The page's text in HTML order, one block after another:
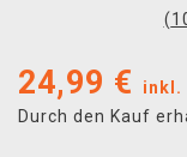
(
24,99 €
inkl.
Durch den Kauf